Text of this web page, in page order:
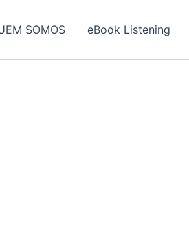
SOMOS eBook Listening